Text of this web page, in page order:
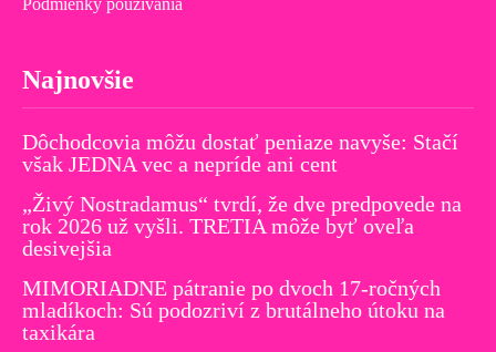
Podmienky používania
Najnovšie
Dôchodcovia môžu dostať peniaze navyše: Stačí
však JEDNA vec a nepríde ani cent
„Živý Nostradamus“ tvrdí, že dve predpovede na
rok 2026 už vyšli. TRETIA môže byť oveľa
desivejšia
MIMORIADNE pátranie po dvoch 17-ročných
mladíkoch: Sú podozriví z brutálneho útoku na
taxikára